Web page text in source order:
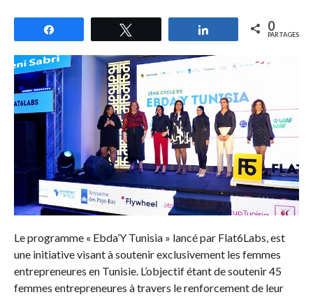
Partagez 0
PARTAGES
Le programme « Ebda’Y Tunisia » lancé par Flat6Labs, est
une initiative visant à soutenir exclusivement les femmes
entrepreneures en Tunisie. L’objectif étant de soutenir 45
femmes entrepreneures à travers le renforcement de leur